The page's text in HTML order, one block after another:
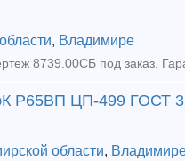
, Владимире
Р65ВП ЦП-499 ГОСТ
области,